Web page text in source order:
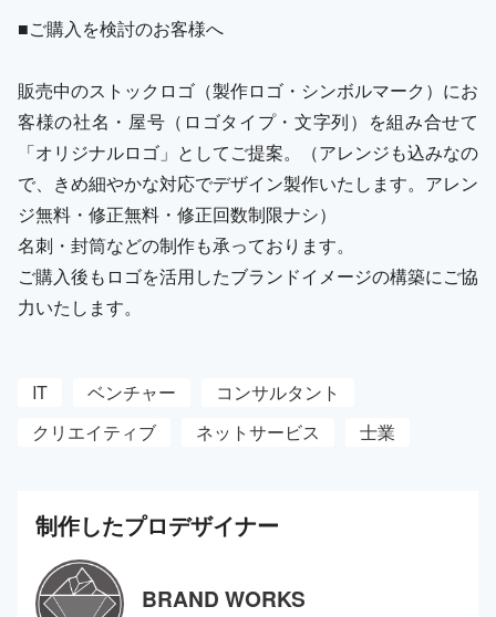
■ご購入を検討のお客様へ
販売中のストックロゴ（製作ロゴ・シンボルマーク）にお
客様の社名・屋号（ロゴタイプ・文字列）を組み合せて
「オリジナルロゴ」としてご提案。（アレンジも込みなの
で、きめ細やかな対応でデザイン製作いたします。アレン
ジ無料・修正無料・修正回数制限ナシ）
名刺・封筒などの制作も承っております。
ご購入後もロゴを活用したブランドイメージの構築にご協
力いたします。
IT ベンチャー
コンサルタント
クリエイティブ
ネットサービス 士業
制作したプロデザイナー
BRAND WORKS